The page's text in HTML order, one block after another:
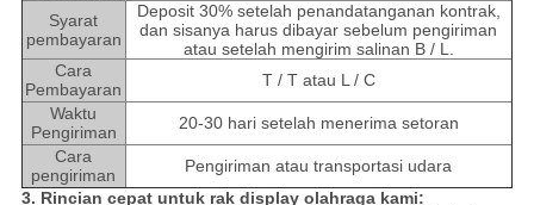
Syarat
pembayaran
Deposit 30% setelah penandatanganan kontrak,
dan sisanya harus dibayar sebelum pengiriman
atau setelah mengirim salinan B / L.
Cara
Pembayaran
T / T atau L / C
Waktu
Pengiriman
20-30 hari setelah menerima setoran
Cara
pengiriman
Pengiriman atau transportasi udara
3. Rincian cepat untuk rak display olahraga kami: